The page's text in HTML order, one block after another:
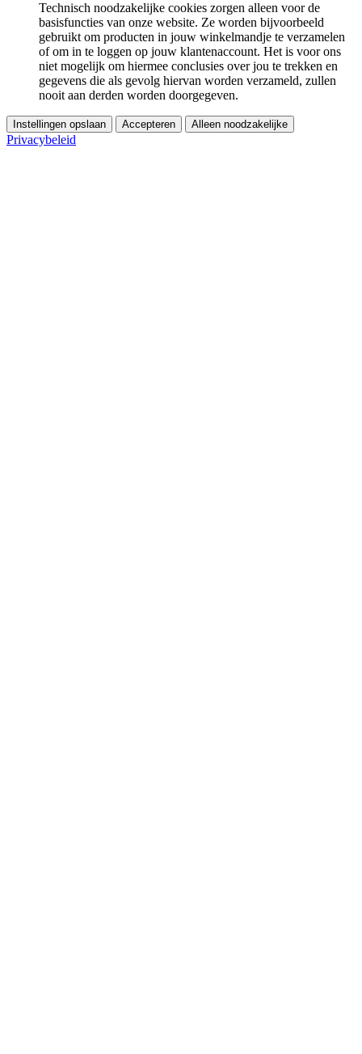
Technisch noodzakelijke cookies zorgen alleen voor de
basisfuncties van onze website. Ze worden bijvoorbeeld
gebruikt om producten in jouw winkelmandje te verzamelen
of om in te loggen op jouw klantenaccount. Het is voor ons
niet mogelijk om hiermee conclusies over jou te trekken en
gegevens die als gevolg hiervan worden verzameld, zullen
nooit aan derden worden doorgegeven.
Instellingen opslaan Accepteren Alleen noodzakelijke
Privacybeleid